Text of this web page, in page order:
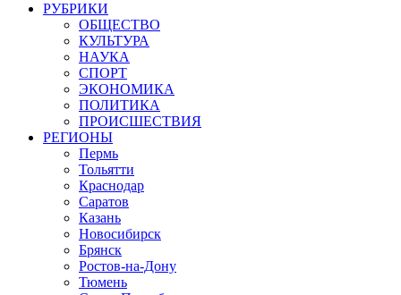
РУБРИКИ
ОБЩЕСТВО
КУЛЬТУРА
НАУКА
СПОРТ
ЭКОНОМИКА
ПОЛИТИКА
ПРОИСШЕСТВИЯ
РЕГИОНЫ
Пермь
Тольятти
Краснодар
Саратов
Казань
Новосибирск
Брянск
Ростов-на-Дону
Тюмень